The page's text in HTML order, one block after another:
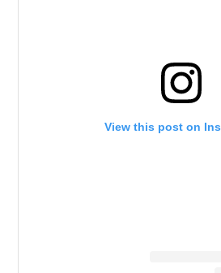
View this post on